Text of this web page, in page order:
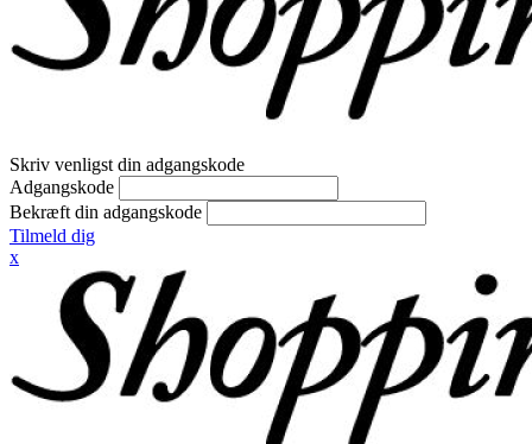
Skriv venligst din adgangskode
Adgangskode
Bekræft din adgangskode
Tilmeld dig
x